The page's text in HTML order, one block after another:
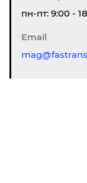
пн-пт: 9:00 -
Email